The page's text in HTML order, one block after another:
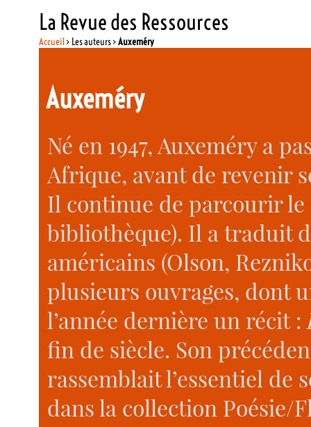
La Revue des Ressources
Accueil> Les auteurs >Auxeméry
Auxeméry
Né en 1947, Auxeméry a
Afrique, avant de revenir
Il continue de parcourir le
bibliothèque). Il a traduit
américains (Olson,
plusieurs ouvrages, dont
l’année dernière un récit :
fin de siècle. Son
rassemblait l’essentiel de
dans la collection Poésie/